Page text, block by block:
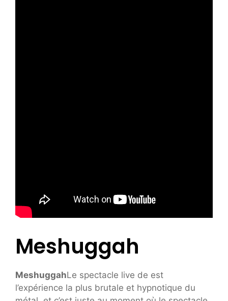
Meshuggah
MeshuggahLe spectacle live de est
l’expérience la plus brutale et hypnotique du